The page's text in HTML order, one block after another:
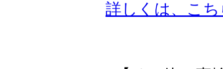
詳しくは、こ